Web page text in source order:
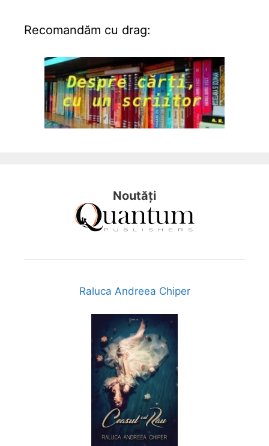
Recomandăm cu drag:
Noutăți
Raluca Andreea Chiper